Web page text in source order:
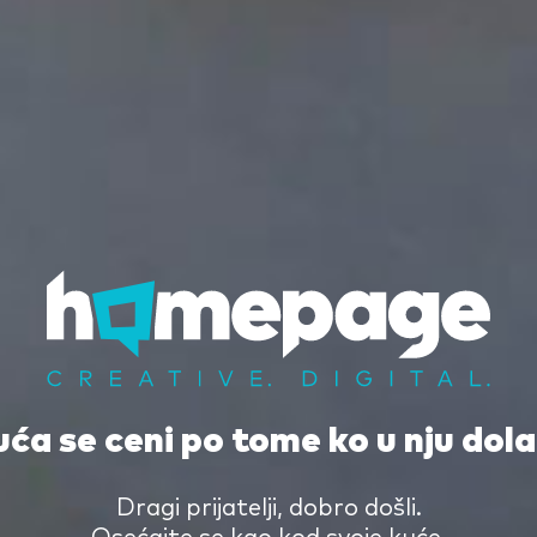
se ceni po tome ko u nju
Dragi prijatelji, dobro došli.